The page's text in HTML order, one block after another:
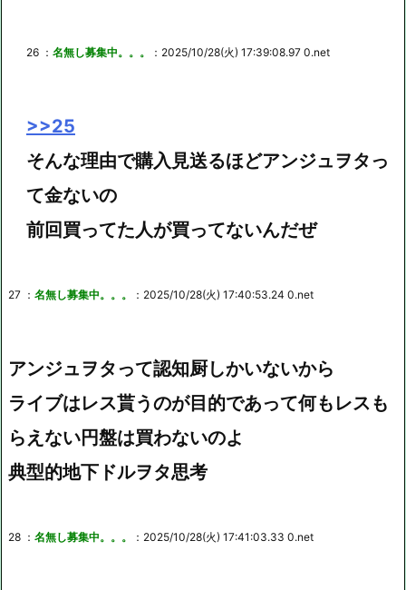
26 ： 名無し募集中。。。 ：2025/10/28(火) 17:39:08.97 0.net
>>25
そんな理由で購入見送るほどアンジュヲタっ
て金ないの
前回買ってた人が買ってないんだぜ
27 ： 名無し募集中。。。 ：2025/10/28(火) 17:40:53.24 0.net
アンジュヲタって認知厨しかいないから
ライブはレス貰うのが目的であって何もレスも
らえない円盤は買わないのよ
典型的地下ドルヲタ思考
28 ： 名無し募集中。。。 ：2025/10/28(火) 17:41:03.33 0.net